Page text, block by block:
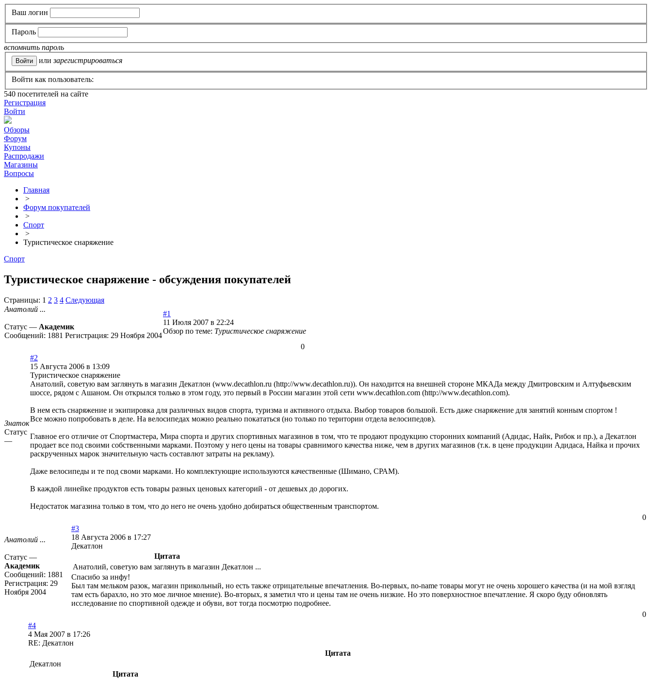
Ваш логин
Пароль
вспомнить пароль
или зарегистрироваться
Войти как пользователь:
540 посетителей на сайте
Регистрация
Войти
Обзоры
Форум
Купоны
Распродажи
Магазины
Вопросы
Главная
>
Форум покупателей
>
Спорт
>
Туристическое снаряжение
Спорт
Туристическое снаряжение - обсуждения покупателей
Страницы: 1 2 3 4 Следующая
Анатолий ...
Статус — Академик
Сообщений: 1881 Регистрация: 29 Ноября 2004
#1
11 Июля 2007 в 22:24
Обзор по теме: Туристическое снаряжение
0
Знаток
Статус
—
#2
15 Августа 2006 в 13:09
Туристическое снаряжение
Анатолий, советую вам заглянуть в магазин Декатлон (www.decathlon.ru (http://www.decathlon.ru)). Он находится на внешней стороне МКАДа между Дмитровским и Алтуфьевским
шоссе, рядом с Ашаном. Он открылся только в этом году, это первый в России магазин этой сети www.decathlon.com (http://www.decathlon.com).
В нем есть снаряжение и экипировка для различных видов спорта, туризма и активного отдыха. Выбор товаров большой. Есть даже снаряжение для занятий конным спортом !
Все можно попробовать в деле. На велосипедах можно реально покататься (но только по територии отдела велосипедов).
Главное его отличие от Спортмастера, Мира спорта и других спортивных магазинов в том, что те продают продукцию сторонних компаний (Адидас, Найк, Рибок и пр.), а Декатлон
продает все под своими собственными марками. Поэтому у него цены на товары сравнимого качества ниже, чем в других магазинов (т.к. в цене продукции Адидаса, Найка и прочих
раскрученных марок значительную часть составлют затраты на рекламу).
Даже велосипеды и те под своми марками. Но комплектующие используются качественные (Шимано, СРАМ).
В каждой линейке продуктов есть товары разных ценовых категорий - от дешевых до дорогих.
Недостаток магазина только в том, что до него не очень удобно добираться общественным транспортом.
0
Анатолий ...
Статус —
Академик
Сообщений: 1881
Регистрация: 29
Ноября 2004
#3
18 Августа 2006 в 17:27
Декатлон
Цитата
Анатолий, советую вам заглянуть в магазин Декатлон ...
Спасибо за инфу!
Был там мельком разок, магазин прикольный, но есть также отрицательные впечатления. Во-первых, no-name товары могут не очень хорошего качества (и на мой взгляд
там есть барахло, но это мое личное мнение). Во-вторых, я заметил что и цены там не очень низкие. Но это поверхностное впечатление. Я скоро буду обновлять
исследование по спортивной одежде и обуви, вот тогда посмотрю подробнее.
0
#4
4 Мая 2007 в 17:26
RE: Декатлон
Цитата
Декатлон
Цитата